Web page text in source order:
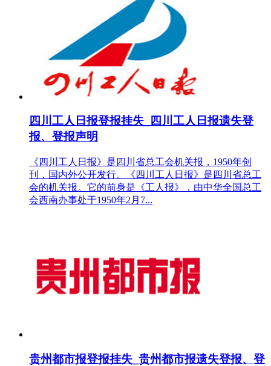
四川工人日报登报挂失_四川工人日报遗失登
报、登报声明
《四川工人日报》是四川省总工会机关报，1950年创
刊，国内外公开发行。《四川工人日报》是四川省总工
会的机关报。它的前身是《工人报》，由中华全国总工
会西南办事处于1950年2月7...
贵州都市报登报挂失_贵州都市报遗失登报、登